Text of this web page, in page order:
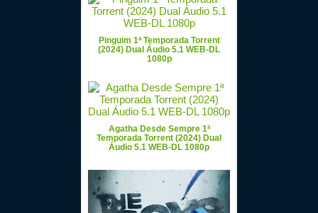
Pinguim 1ª Temporada Torrent
(2024) Dual Áudio 5.1 WEB-DL
1080p
Agatha Desde Sempre 1ª
Temporada Torrent (2024) Dual
Áudio 5.1 WEB-DL 1080p